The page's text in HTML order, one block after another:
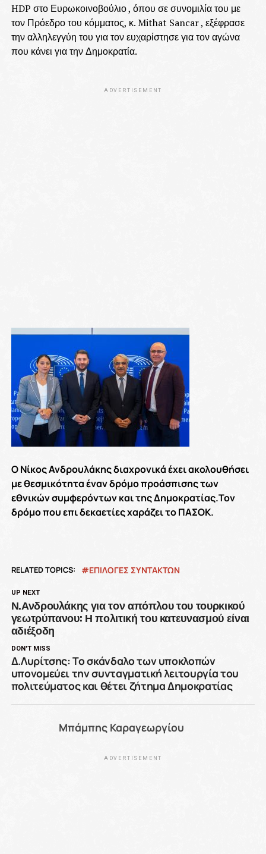
HDP στο Ευρωκοινοβούλιο , όπου σε συνομιλία του με
τον Πρόεδρο του κόμματος, κ. Mithat Sancar , εξέφρασε
την αλληλεγγύη του για τον ευχαρίστησε για τον αγώνα
που κάνει για την Δημοκρατία.
ADVERTISEMENT
Ο Νίκος Ανδρουλάκης διαχρονικά έχει ακολουθήσει
με θεσμικότητα έναν δρόμο προάσπισης των
εθνικών συμφερόντων και της Δημοκρατίας.Τον
δρόμο που επι δεκαετίες χαράζει το ΠΑΣΟΚ.
RELATED TOPICS: ΕΠΙΛΟΓΕΣ ΣΥΝΤΑΚΤΩΝ
UP NEXT
Ν.Ανδρουλάκης για τον απόπλου του τουρκικού
γεωτρύπανου: Η πολιτική του κατευνασμού είναι
αδιέξοδη
DON'T MISS
Δ.Λυρίτσης: Το σκάνδαλο των υποκλοπών
υπονομεύει την συνταγματική λειτουργία του
πολιτεύματος και θέτει ζήτημα Δημοκρατίας
Μπάμπης Καραγεωργίου
ADVERTISEMENT